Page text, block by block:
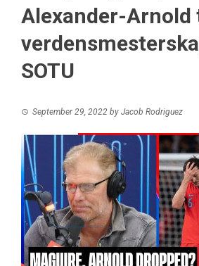
Alexander-Arnold
SOTU
September 29, 2022 by Jacob Rodriguez